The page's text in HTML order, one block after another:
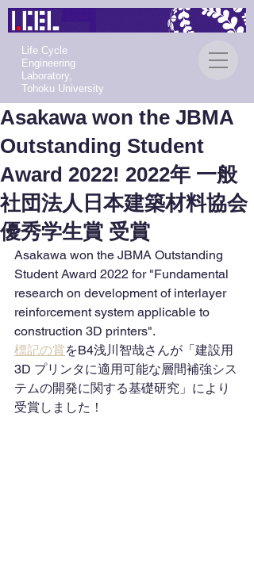
Life Cycle
Engineering
Laboratory,
Tohoku University
Asakawa won the JBMA
Outstanding Student
Award 2022! 2022年 一般
社団法人日本建築材料協会
優秀学生賞 受賞
Asakawa won the JBMA Outstanding
Student Award 2022 for "Fundamental
research on development of interlayer
reinforcement system applicable to
construction 3D printers".
標記の賞をB4浅川智哉さんが「建設用
3D プリンタに適用可能な層間補強シス
テムの開発に関する基礎研究」により
受賞しました！